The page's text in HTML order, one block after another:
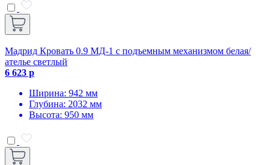
Мадрид Кровать 0.9 МД-1 с подъемным механизмом белая/
ателье светлый
6 623 р
Ширина: 942 мм
Глубина: 2032 мм
Высота: 950 мм